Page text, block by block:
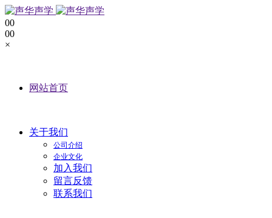
00
00
×
网站首页
关于我们
公司介绍
企业文化
加入我们
留言反馈
联系我们